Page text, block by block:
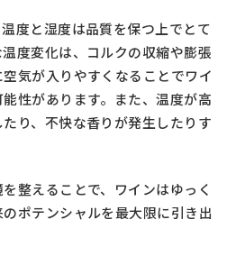
度と湿度は品質を保つ上でとて
度変化は、コルクの収縮や膨張
気が入りやすくなることでワイ
性があります。また、温度が高
り、不快な香りが発生したりす
整えることで、ワインはゆっく
ポテンシャルを最大限に引き出